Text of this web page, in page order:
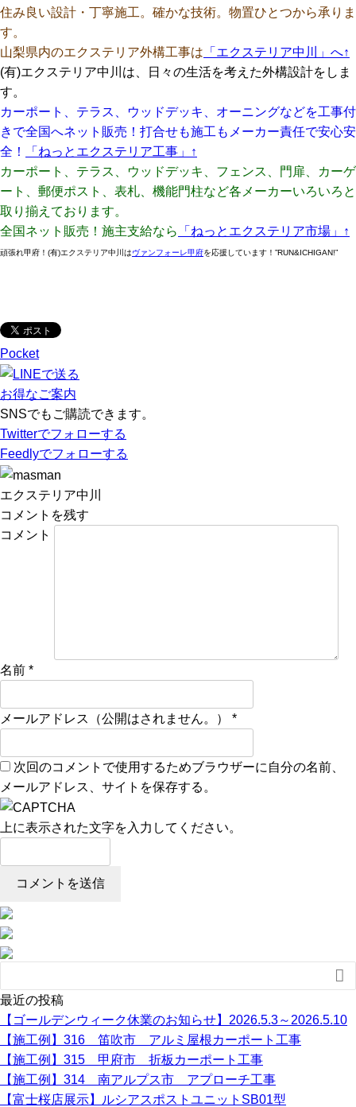
住み良い設計・丁寧施工。確かな技術。物置ひとつから承りま
す。
山梨県内のエクステリア外構工事は 「エクステリア中川」 へ↑
(有)エクステリア中川は、日々の生活を考えた外構設計をしま
す。
カーポート、テラス、ウッドデッキ、オーニングなどを工事付
きで全国へネット販売！打合せも施工もメーカー責任で安心安
全！
「ねっとエクステリア工事」
↑
カーポート、テラス、ウッドデッキ、フェンス、門扉、カーゲ
ート、郵便ポスト、表札、機能門柱など各メーカーいろいろと
取り揃えております。
全国ネット販売！施主支給なら
「ねっとエクステリア市場」 ↑
頑張れ甲府！(有)エクステリア中川はヴァンフォーレ甲府を応援しています！”RUN&ICHIGAN!”
Pocket
お得なご案内
SNSでもご購読できます。
Twitterでフォローする
Feedlyでフォローする
エクステリア中川
コメントを残す
コメント
名前 *
メールアドレス（公開はされません。） *
次回のコメントで使用するためブラウザーに自分の名前、
メールアドレス、サイトを保存する。
上に表示された文字を入力してください。

最近の投稿
【ゴールデンウィーク休業のお知らせ】2026.5.3～2026.5.10
【施工例】316 笛吹市 アルミ屋根カーポート工事
【施工例】315 甲府市 折板カーポート工事
【施工例】314 南アルプス市 アプローチ工事
【富士桜店展示】ルシアスポストユニットSB01型